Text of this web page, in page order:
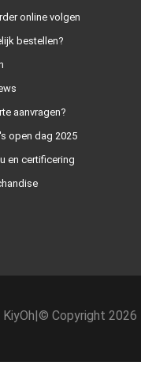
online volgen
bestellen?
aanvragen?
open dag 2025
en certificering
KiyOh|© Copyright 2026